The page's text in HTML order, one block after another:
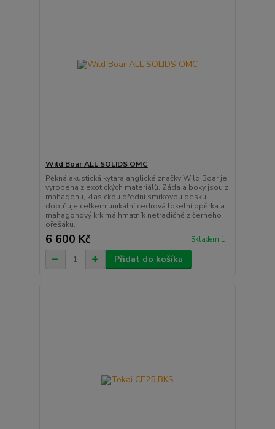
Wild Boar ALL SOLIDS OMC
Pěkná akustická kytara anglické značky Wild Boar je
vyrobena z exotických materiálů. Záda a boky jsou z
mahagonu, klasickou přední smrkovou desku
doplňuje celkem unikátní cedrová loketní opěrka a
mahagonový krk má hmatník netradičně z černého
ořešáku.
6 600 Kč Skladem 1
Přidat do košíku